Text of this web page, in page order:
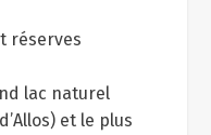
réserves
lac naturel
et le plus